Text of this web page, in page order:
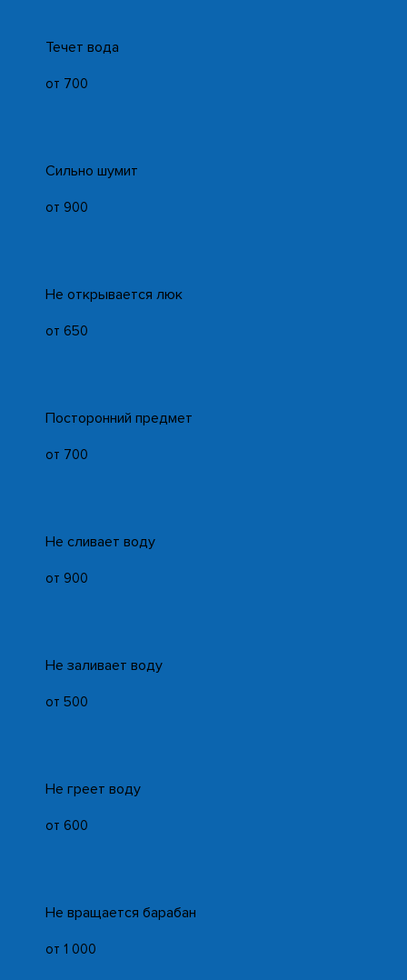
Течет вода
от 700
Сильно шумит
от 900
Не открывается люк
от 650
Посторонний предмет
от 700
Не сливает воду
от 900
Не заливает воду
от 500
Не греет воду
от 600
Не вращается барабан
от 1 000